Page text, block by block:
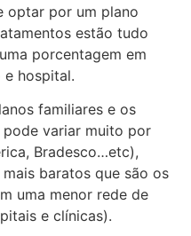
optar por um plano
estão tudo
porcentagem em
hospital.
familiares e os
variar muito por
Bradesco…etc),
baratos que são os
uma menor rede de
e clínicas).